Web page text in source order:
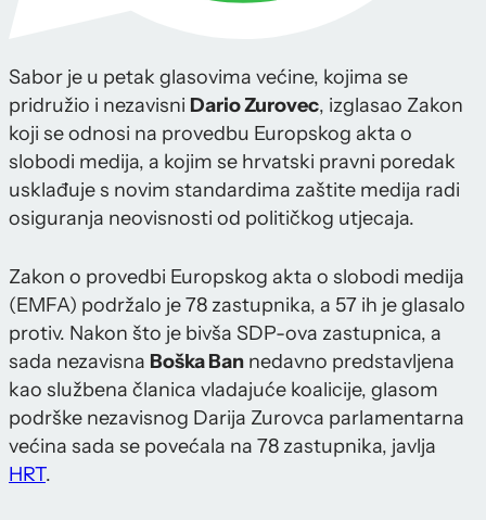
Sabor je u petak glasovima većine, kojima se
pridružio i nezavisni Dario Zurovec, izglasao Zakon
koji se odnosi na provedbu Europskog akta o
slobodi medija, a kojim se hrvatski pravni poredak
usklađuje s novim standardima zaštite medija radi
osiguranja neovisnosti od političkog utjecaja.
Zakon o provedbi Europskog akta o slobodi medija
(EMFA) podržalo je 78 zastupnika, a 57 ih je glasalo
protiv. Nakon što je bivša SDP-ova zastupnica, a
sada nezavisna Boška Ban nedavno predstavljena
kao službena članica vladajuće koalicije, glasom
podrške nezavisnog Darija Zurovca parlamentarna
većina sada se povećala na 78 zastupnika, javlja
HRT.